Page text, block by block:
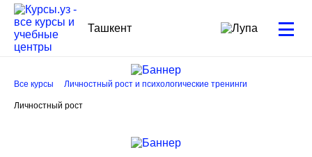
Ташкент
Все курсы Личностный рост и психологические тренинги
Личностный рост